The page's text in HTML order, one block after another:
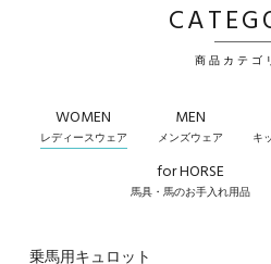
商品カテゴ
WOMEN
レディースウェア
MEN
メンズウェア キ
for HORSE
馬具・馬のお手入れ用品
乗馬用キュロット